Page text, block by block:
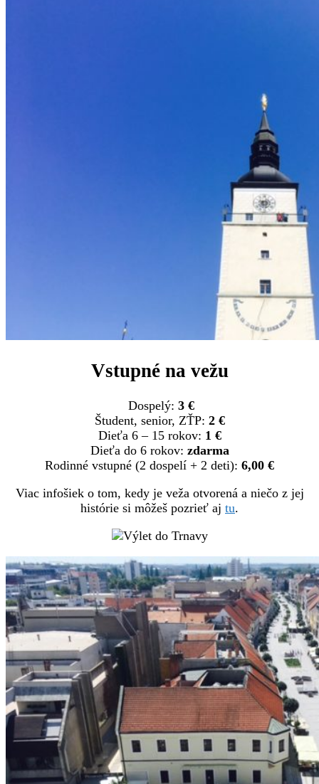
Vstupné na vežu
Dospelý: 3 €
Študent, senior, ZŤP: 2 €
Dieťa 6 – 15 rokov: 1 €
Dieťa do 6 rokov: zdarma
Rodinné vstupné (2 dospelí + 2 deti): 6,00 €
Viac infošiek o tom, kedy je veža otvorená a niečo z jej
histórie si môžeš pozrieť aj tu.